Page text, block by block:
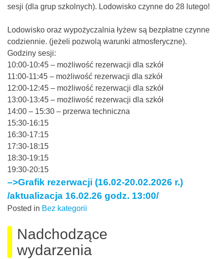
sesji (dla grup szkolnych). Lodowisko czynne do 28 lutego!
Lodowisko oraz wypożyczalnia łyżew są bezpłatne czynne
codziennie. (jeżeli pozwolą warunki atmosferyczne).
Godziny sesji:
10:00-10:45 – możliwość rezerwacji dla szkół
11:00-11:45 – możliwość rezerwacji dla szkół
12:00-12:45 – możliwość rezerwacji dla szkół
13:00-13:45 – możliwość rezerwacji dla szkół
14:00 – 15:30 – przerwa techniczna
15:30-16:15
16:30-17:15
17:30-18:15
18:30-19:15
19:30-20:15
–>Grafik rezerwacji (16.02-20.02.2026 r.)
/aktualizacja 16.02.26 godz. 13:00/
Posted in Bez kategorii
Nadchodzące
wydarzenia